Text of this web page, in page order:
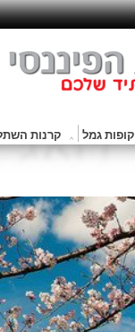
קופות גמל קרנות